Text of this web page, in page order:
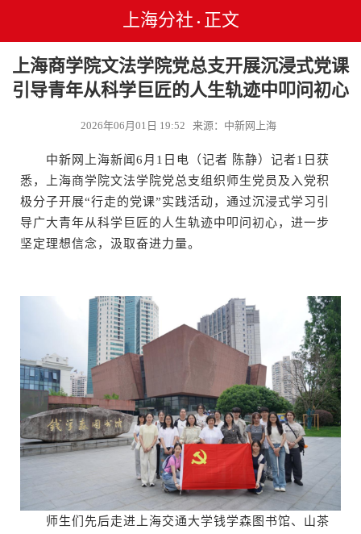
上海分社 • 正文
上海商学院文法学院党总支开展沉浸式党课
引导青年从科学巨匠的人生轨迹中叩问初心
2026年06月01日 19:52 来源：中新网上海
中新网上海新闻6月1日电（记者 陈静）记者1日获
悉，上海商学院文法学院党总支组织师生党员及入党积
极分子开展“行走的党课”实践活动，通过沉浸式学习引
导广大青年从科学巨匠的人生轨迹中叩问初心，进一步
坚定理想信念，汲取奋进力量。
师生们先后走进上海交通大学钱学森图书馆、山茶